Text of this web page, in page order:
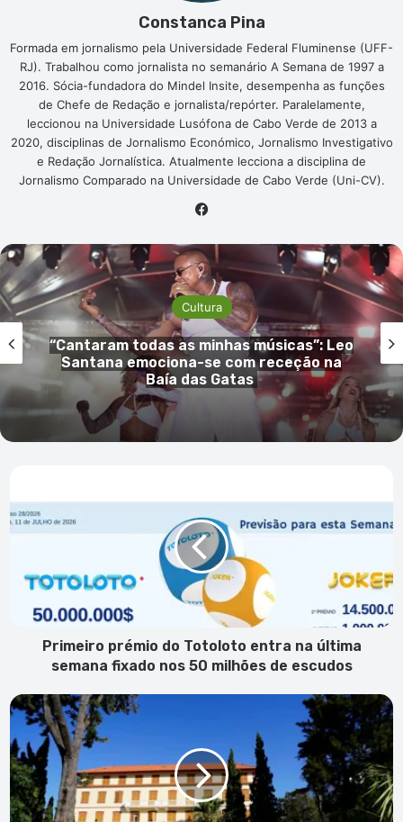
Constanca Pina
Formada em jornalismo pela Universidade Federal Fluminense (UFF-
RJ). Trabalhou como jornalista no semanário A Semana de 1997 a
2016. Sócia-fundadora do Mindel Insite, desempenha as funções
de Chefe de Redação e jornalista/repórter. Paralelamente,
leccionou na Universidade Lusófona de Cabo Verde de 2013 a
2020, disciplinas de Jornalismo Económico, Jornalismo Investigativo
e Redação Jornalística. Atualmente lecciona a disciplina de
Jornalismo Comparado na Universidade de Cabo Verde (Uni-CV).
Cultura
as minhas músicas”: Leo
se com receção na
das Gatas
Cantora
primeiros
do
Totoloto
última
semana
fixado
de
escudos
Primeiro prémio do Totoloto entra na última
semana fixado nos 50 milhões de escudos
"I
Fórum
da
Infância
Vulnerável
da
Macaronésia"